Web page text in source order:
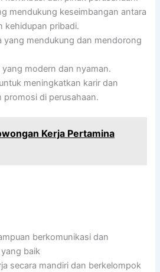
mendukung keseimbangan antara
kehidupan pribadi.
yang mendukung dan mendorong
yang modern dan nyaman.
meningkatkan karir dan
promosi di perusahaan.
Kerja Pertamina
berkomunikasi dan
baik
secara mandiri dan berkelompok